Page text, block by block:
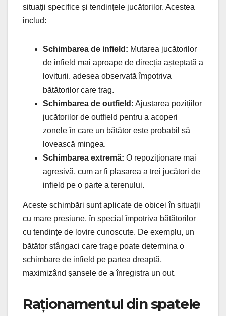
situații specifice și tendințele jucătorilor. Acestea
includ:
Schimbarea de infield: Mutarea jucătorilor
de infield mai aproape de direcția așteptată a
loviturii, adesea observată împotriva
bătătorilor care trag.
Schimbarea de outfield: Ajustarea pozițiilor
jucătorilor de outfield pentru a acoperi
zonele în care un bătător este probabil să
lovească mingea.
Schimbarea extremă: O repoziționare mai
agresivă, cum ar fi plasarea a trei jucători de
infield pe o parte a terenului.
Aceste schimbări sunt aplicate de obicei în situații
cu mare presiune, în special împotriva bătătorilor
cu tendințe de lovire cunoscute. De exemplu, un
bătător stângaci care trage poate determina o
schimbare de infield pe partea dreaptă,
maximizând șansele de a înregistra un out.
Raționamentul din spatele